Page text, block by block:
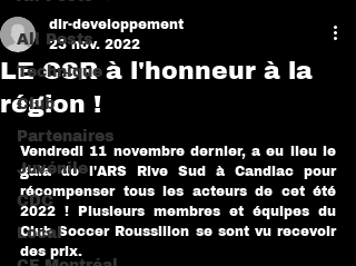
All Posts
Technique
Club
Partenaires
Juvénile
CDC
Local
LE CSR à l'honneur à la
région !
dir-developpement
23 nov. 2022
Vendredi 11 novembre dernier, a eu lieu le
gala de l'ARS Rive Sud à Candiac pour
récompenser tous les acteurs de cet été
2022 ! Plusieurs membres et équipes du
Club Soccer Roussillon se sont vu recevoir
des prix.